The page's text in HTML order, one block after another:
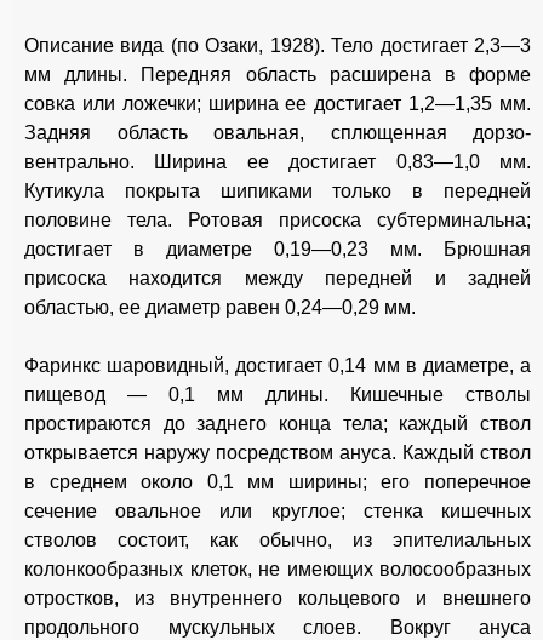
Описание вида (по Озаки, 1928). Тело достигает 2,3—3
мм длины. Передняя область расширена в форме
совка или ложечки; ширина ее достигает 1,2—1,35 мм.
Задняя область овальная, сплющенная дорзо-
вентрально. Ширина ее достигает 0,83—1,0 мм.
Кутикула покрыта шипиками только в передней
половине тела. Ротовая присоска субтерминальна;
достигает в диаметре 0,19—0,23 мм. Брюшная
присоска находится между передней и задней
областью, ее диаметр равен 0,24—0,29 мм.
Фаринкс шаровидный, достигает 0,14 мм в диаметре, а
пищевод — 0,1 мм длины. Кишечные стволы
простираются до заднего конца тела; каждый ствол
открывается наружу посредством ануса. Каждый ствол
в среднем около 0,1 мм ширины; его поперечное
сечение овальное или круглое; стенка кишечных
стволов состоит, как обычно, из эпителиальных
колонкообразных клеток, не имеющих волосообразных
отростков, из внутреннего кольцевого и внешнего
продольного мускульных слоев. Вокруг ануса